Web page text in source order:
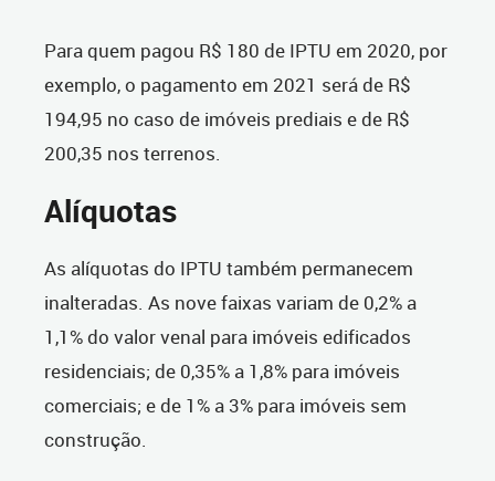
Para quem pagou R$ 180 de IPTU em 2020, por
exemplo, o pagamento em 2021 será de R$
194,95 no caso de imóveis prediais e de R$
200,35 nos terrenos.
Alíquotas
As alíquotas do IPTU também permanecem
inalteradas. As nove faixas variam de 0,2% a
1,1% do valor venal para imóveis edificados
residenciais; de 0,35% a 1,8% para imóveis
comerciais; e de 1% a 3% para imóveis sem
construção.